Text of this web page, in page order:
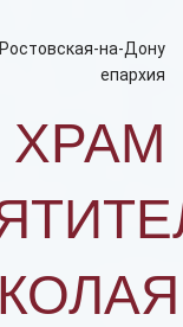
на-Дону
епархия
ХРАМ